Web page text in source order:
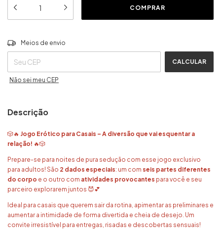
Entregas para o CEP:
Meios de envio
CALCULAR
Não sei meu CEP
Descrição
🎲🔥 Jogo Erótico para Casais – A diversão que vai esquentar a
relação! 🔥🎲
Prepare-se para noites de pura sedução com esse jogo exclusivo
para adultos! São 2 dados especiais: um com seis partes diferentes
do corpo e o outro com atividades provocantes para você e seu
parceiro explorarem juntos 😈💕
Ideal para casais que querem sair da rotina, apimentar as preliminares e
aumentar a intimidade de forma divertida e cheia de desejo. Um
convite irresistível para entregas, risadas e descobertas sensuais!